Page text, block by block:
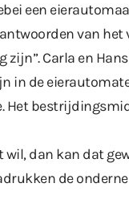
een
van het
zijn”. Carla en
in de
Het
dan kan dat
de